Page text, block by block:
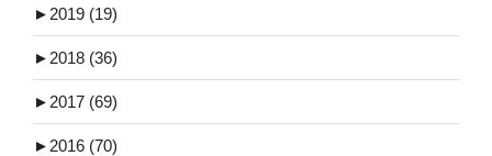
► 2019 (19)
► 2018 (36)
► 2017 (69)
► 2016 (70)